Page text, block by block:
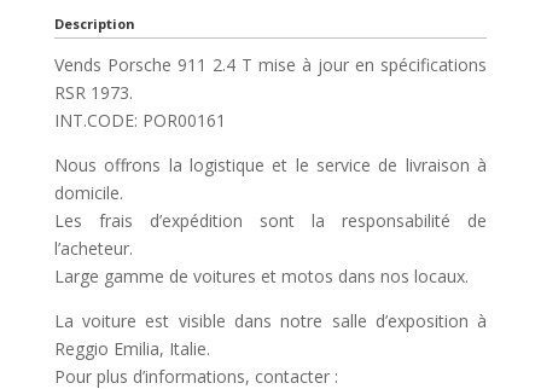
Description
Vends Porsche 911 2.4 T mise à jour en spécifications
RSR 1973.
INT.CODE: POR00161
Nous offrons la logistique et le service de livraison à
domicile.
Les frais d’expédition sont la responsabilité de
l’acheteur.
Large gamme de voitures et motos dans nos locaux.
La voiture est visible dans notre salle d’exposition à
Reggio Emilia, Italie.
Pour plus d’informations, contacter :